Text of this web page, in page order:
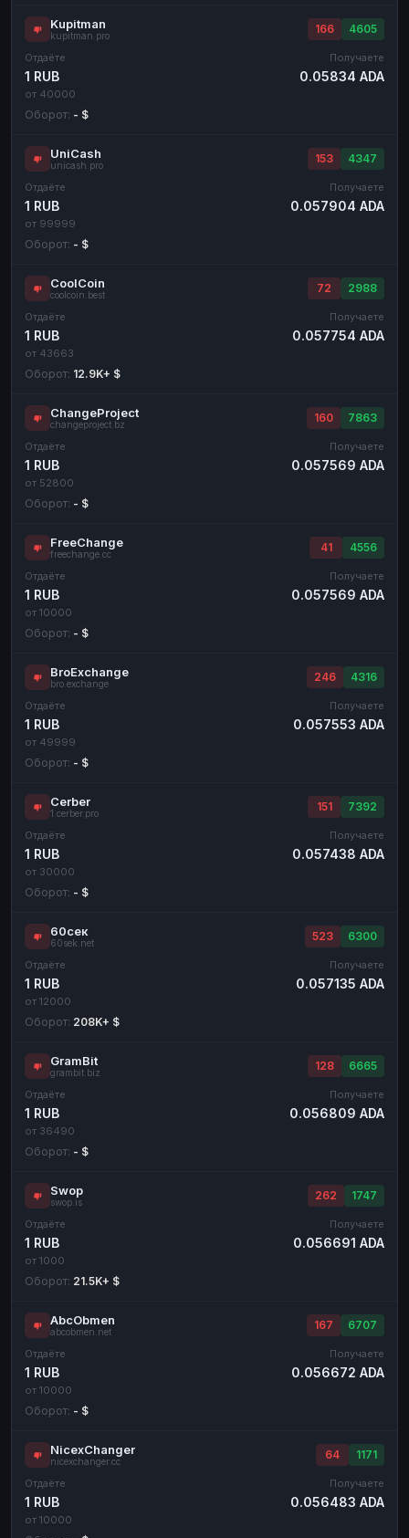
Kupitman
kupitman.pro
166 4605
Отдаёте
1 RUB
от 40000
Получаете
0.05834 ADA
Оборот: - $
UniCash
unicash.pro
153 4347
Отдаёте
1 RUB
от 99999
Получаете
0.057904 ADA
Оборот: - $
CoolCoin
coolcoin.best
72 2988
Отдаёте
1 RUB
от 43663
Получаете
0.057754 ADA
Оборот: 12.9K+ $
ChangeProject
changeproject.bz
160 7863
Отдаёте
1 RUB
от 52800
Получаете
0.057569 ADA
Оборот: - $
FreeChange
freechange.cc
41 4556
Отдаёте
1 RUB
от 10000
Получаете
0.057569 ADA
Оборот: - $
BroExchange
bro.exchange
246 4316
Отдаёте
1 RUB
от 49999
Получаете
0.057553 ADA
Оборот: - $
Cerber
1.cerber.pro
151 7392
Отдаёте
1 RUB
от 30000
Получаете
0.057438 ADA
Оборот: - $
60сек
60sek.net
523 6300
Отдаёте
1 RUB
от 12000
Получаете
0.057135 ADA
Оборот: 208K+ $
GramBit
grambit.biz
128 6665
Отдаёте
1 RUB
от 36490
Получаете
0.056809 ADA
Оборот: - $
Swop
swop.is
262 1747
Отдаёте
1 RUB
от 1000
Получаете
0.056691 ADA
Оборот: 21.5K+ $
AbcObmen
abcobmen.net
167 6707
Отдаёте
1 RUB
от 10000
Получаете
0.056672 ADA
Оборот: - $
NicexChanger
nicexchanger.cc
64 1171
Отдаёте
1 RUB
от 10000
Получаете
0.056483 ADA